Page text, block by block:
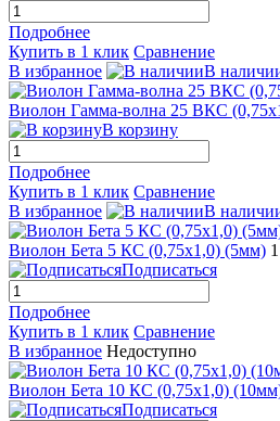
Подробнее
Купить в 1 клик Сравнение
В избранное
В
Виолон Гамма-волна 25 ВКС
В корзину
Подробнее
Купить в 1 клик Сравнение
В избранное
В
Виолон Бета 5 КС (0,75х1,0) (5мм)
Подписаться
Подробнее
Купить в 1 клик Сравнение
В избранное Недоступно
Виолон Бета 10 КС (0,75х1,0)
Подписаться